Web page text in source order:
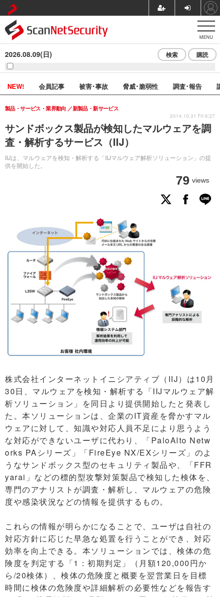
MENU
2026.08.09(日) 検索 購読
NEW! 会員記事 被害･事故 脅威･脆弱性 調査･報告
サンドボックス製品が検知したマルウェアを調
査・解析するサービス（IIJ）
IIJは、マルウェアを検知・解析する「IIJマルウェア解析ソリューション」の提
供を開始した。
製品・サービス・業界動向 新製品・新サービス
79 views
2014.10.31 Fri 9:27
株式会社インターネットイニシアティブ（IIJ）は10月
30日、マルウェアを検知・解析する「IIJマルウェア解
析ソリューション」を同日より提供開始したと発表し
た。本ソリューションは、企業のIT資産を脅かすマル
ウェアに対して、知識や対応人員不足により思うよう
な対応ができないユーザに代わり、「PaloAlto Netw
orks PAシリーズ」「FireEye NX/EXシリーズ」のよ
うなサンドボックス型のセキュリティ製品や、「FFR
yarai」などの標的型攻撃対策製品で検知した検体を、
専門のアナリストが調査・解析し、マルウェアの危険
度や感染状況などの情報を提供するもの。
これらの情報が明らかになることで、ユーザは自社の
対応方針に応じた早急な処置を行うことができ、対応
効率を向上できる。本ソリューションでは、検体の危
険度を判定する「1：初期判定」（月額120,000円か
ら/20検体）、検体の危険度と概要を翌営業日を目標
時間に検体の危険度や詳細解析の必要性などを報告す